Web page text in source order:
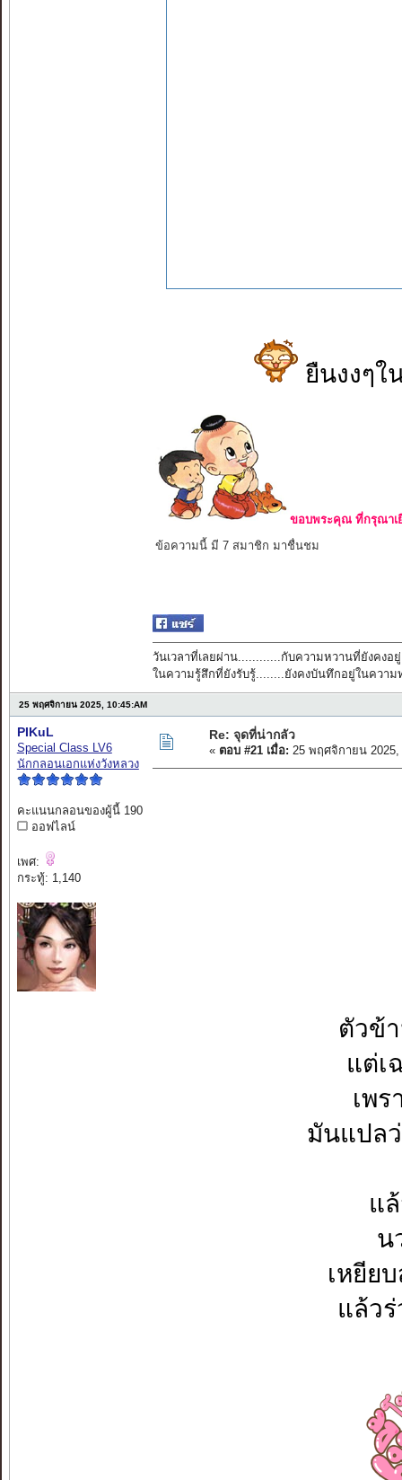
ยืนงงๆ
ขอบพระคุณ ที่กรุณาเ
ข้อความนี้ มี 7 สมาชิก มาชื่นชม
วันเวลาที่เลยผ่าน............กับความหวานที่ยังคงอยู่
ในความรู้สึกที่ยังรับรู้........ยังคงบันทึกอยู่ในความ
25 พฤศจิกายน 2025, 10:45:AM
PIKuL
Special Class LV6
นักกลอนเอกแห่งวังหลวง
คะแนนกลอนของผู้นี้ 190
ออฟไลน์
เพศ:
กระทู้: 1,140
Re: จุดที่น่ากลัว
« ตอบ #21 เมื่อ: 25 พฤศจิกายน 2025,
ตัวข้
แต่เ
เพ
มันแปล
แ
น
เหยีย
แล้ว